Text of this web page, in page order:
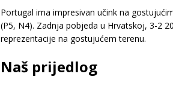
Portugal ima impresivan učink na
(P5, N4). Zadnja pobjeda u Hrvatskoj, 3-2
reprezentacije na gostujućem terenu.
Naš prijedlog